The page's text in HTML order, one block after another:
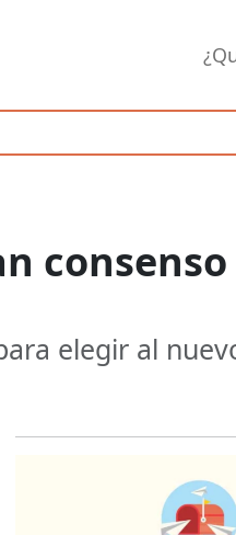
elegir al